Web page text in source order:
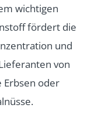
wichtigen
fördert die
und
von
Erbsen oder